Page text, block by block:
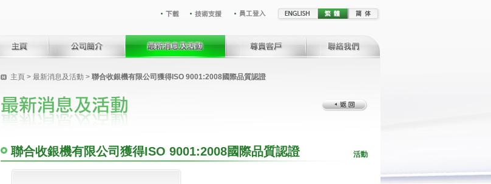
主頁 > 最新消息及活動 > 聯合收銀機有限公司獲得ISO 9001:2008國際品質認證
聯合收銀機有限公司獲得ISO 9001:2008國際品質認證 活動